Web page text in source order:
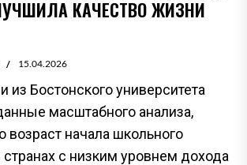
КАЧЕСТВО ЖИЗНИ
15.04.2026
из Бостонского университета
масштабного анализа,
начала школьного
странах с низким уровнем дохода